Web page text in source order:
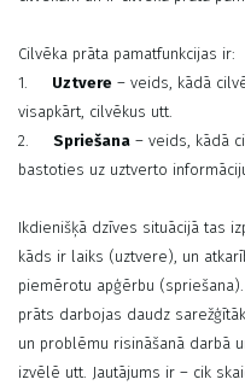
Cilvēka prāta pamatfunkcijas ir:
1.
Uztvere – veids, kādā
visapkārt, cilvēkus utt.
2.
Spriešana – veids, kādā
bastoties uz uztverto
Ikdienišķā dzīves situācijā tas
kāds ir laiks (uztvere), un
piemērotu apģērbu
prāts darbojas daudz
un problēmu risināšanā darbā
izvēlē utt. Jautājums ir – cik